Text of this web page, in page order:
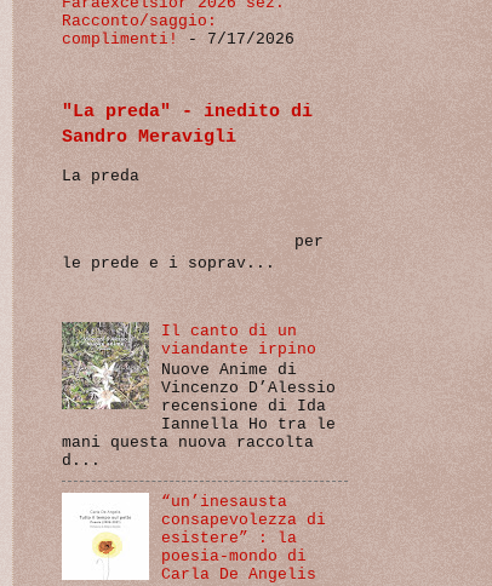
Racconto/saggio:
complimenti!
- 7/17/2026
"La preda" - inedito di
Sandro Meravigli
La preda
per
le prede e i soprav...
Il canto di un
viandante irpino
Nuove Anime di
Vincenzo D’Alessio
recensione di Ida
Iannella Ho tra le
mani questa nuova raccolta
d...
“un’inesausta
consapevolezza di
esistere” : la
poesia-mondo di
Carla De Angelis